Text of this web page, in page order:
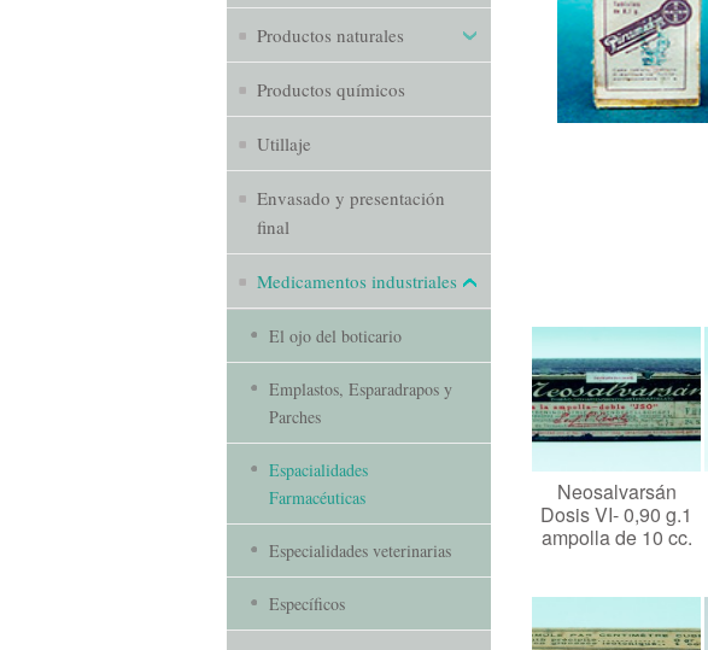
Productos naturales
Productos químicos
Utillaje
Envasado y presentación
final
Medicamentos industriales
El ojo del boticario
Emplastos, Esparadrapos y
Parches
Espacialidades
Farmacéuticas
Especialidades veterinarias
Específicos
Neosalvarsán
Dosis VI- 0,90 g.1
ampolla de 10 cc.